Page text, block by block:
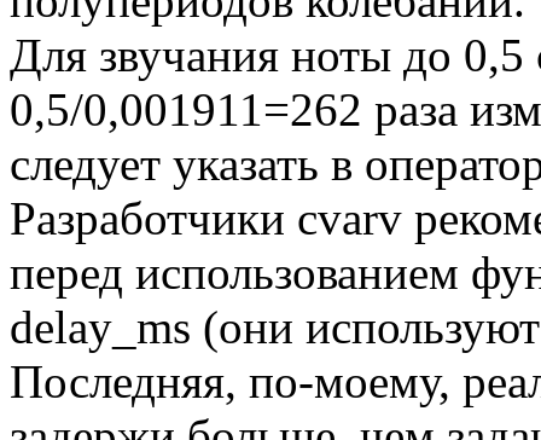
Для звучания ноты до
0,5/0,001911=262 раза
следует указать в
Разработчики cvarv
перед использованием
delay_ms (они
Последняя, по-моему,